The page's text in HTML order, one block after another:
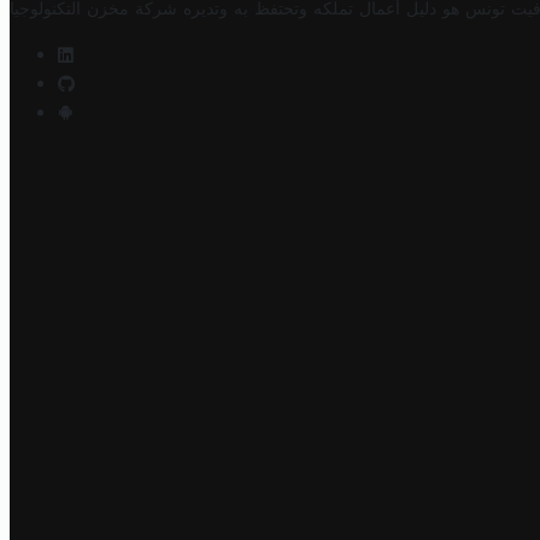
تونس هو دليل أعمال تملكه وتحتفظ به وتديره شركة مخزن التكنولوجيا